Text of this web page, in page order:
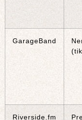
GarageBand
Riverside.fm